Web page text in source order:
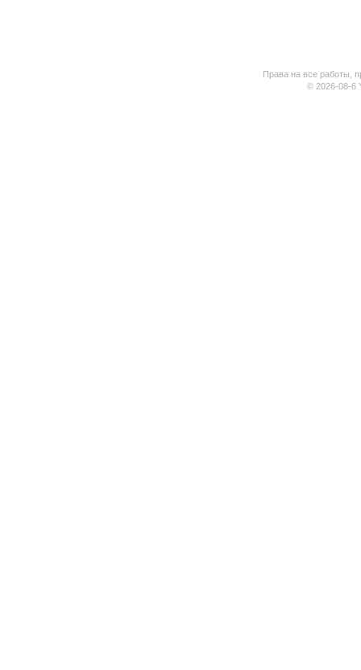
Права на все работы,
© 2026-08-6